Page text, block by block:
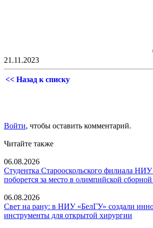
21.11.2023
<< Назад к списку
Войти, чтобы оставить комментарий.
Читайте также
06.08.2026
Студентка Старооскольского филиала
поборется за место в олимпийской
06.08.2026
Свет на рану: в НИУ «БелГУ» создали
инструменты для открытой хирургии